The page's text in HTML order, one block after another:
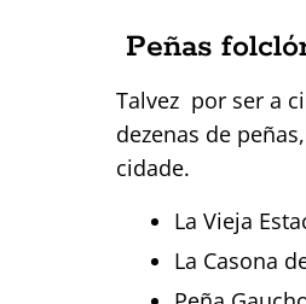
Peñas
Talvez por ser a
dezenas de
cidade.
La Vieja
La Casona